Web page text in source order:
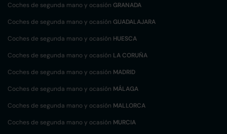
Coches de segunda mano y ocasión GRANADA
Coches de segunda mano y ocasión GUADALAJARA
Coches de segunda mano y ocasión HUESCA
Coches de segunda mano y ocasión LA CORUÑA
Coches de segunda mano y ocasión MADRID
Coches de segunda mano y ocasión MÁLAGA
Coches de segunda mano y ocasión MALLORCA
Coches de segunda mano y ocasión MURCIA